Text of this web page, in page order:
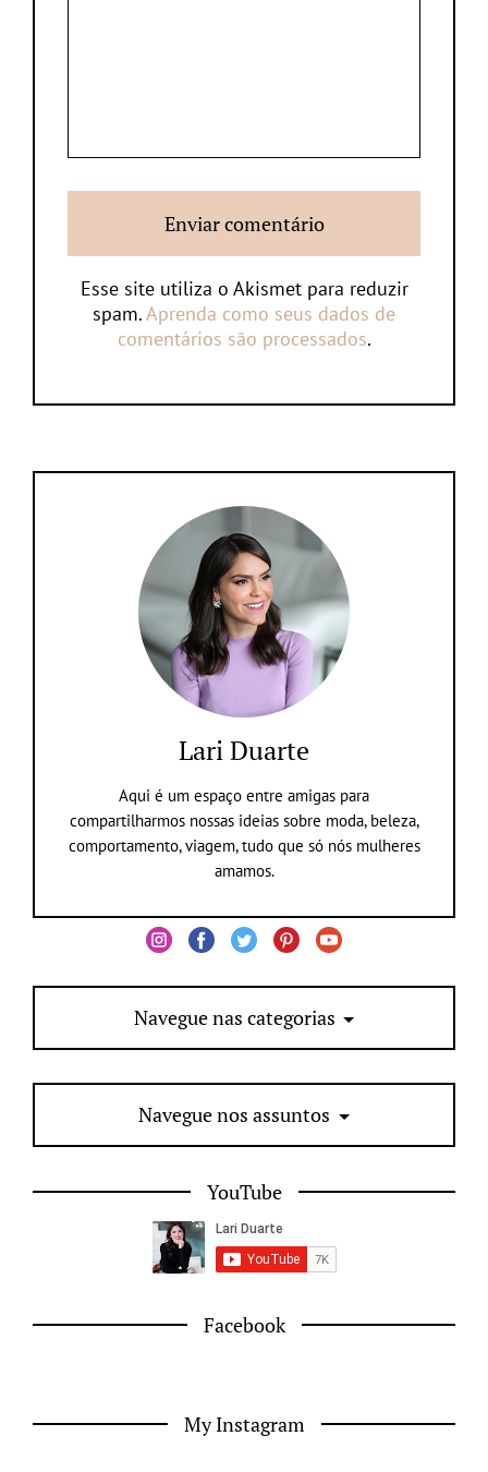
Esse site utiliza o Akismet para reduzir
spam.Aprenda como seus dados de
comentários são processados.
Lari Duarte
Aqui é um espaço entre amigas para
compartilharmos nossas ideias sobre moda, beleza,
comportamento, viagem, tudo que só nós mulheres
amamos.
Navegue nas categorias
Navegue nos assuntos
YouTube
Facebook
My Instagram